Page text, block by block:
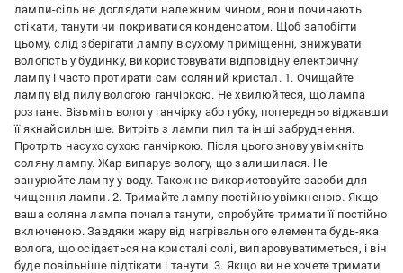
лампи-сіль не доглядати належним чином, вони починають
стікати, танути чи покриватися конденсатом. Щоб запобігти
цьому, слід зберігати лампу в сухому приміщенні, знижувати
вологість у будинку, використовувати відповідну електричну
лампу і часто протирати сам соляний кристал. 1. Очищайте
лампу від пилу вологою ганчіркою. Не хвилюйтеся, що лампа
розтане. Візьміть вологу ганчірку або губку, попередньо віджавши
її якнайсильніше. Витріть з лампи пил та інші забруднення.
Протріть насухо сухою ганчіркою. Після цього знову увімкніть
соляну лампу. Жар випарує вологу, що залишилася. Не
занурюйте лампу у воду. Також не використовуйте засоби для
чищення лампи. 2. Тримайте лампу постійно увімкненою. Якщо
ваша соляна лампа почала танути, спробуйте тримати її постійно
включеною. Завдяки жару від нагрівального елемента будь-яка
волога, що осідається на кристалі солі, випаровуватиметься, і він
буде повільніше підтікати і танути. 3. Якщо ви не хочете тримати